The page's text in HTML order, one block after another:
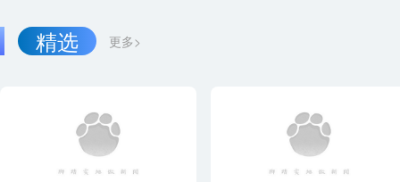
更多>
精选